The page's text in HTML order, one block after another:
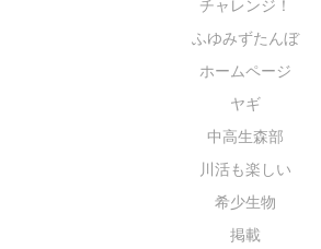
チャレンジ！
ふゆみずたんぼ
ホームページ
ヤギ
中高生森部
川活も楽しい
希少生物
掲載